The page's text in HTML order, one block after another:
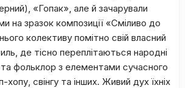
«Гопак», але й зачарували
на зразок композиції «Сміливо до
колективу помітно свій власний
де тісно переплітаються народні
фольклор з елементами сучасного
хопу, свінгу та інших. Живий дух їхніх